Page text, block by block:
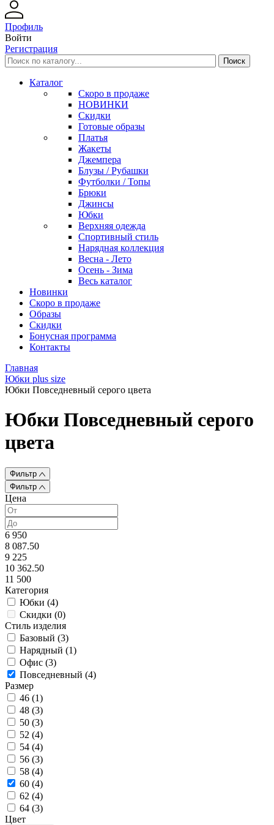
Профиль
Войти
Регистрация
Каталог
Скоро в продаже
НОВИНКИ
Скидки
Готовые образы
Платья
Жакеты
Джемпера
Блузы / Рубашки
Футболки / Топы
Брюки
Джинсы
Юбки
Верхняя одежда
Спортивный стиль
Нарядная коллекция
Весна - Лето
Осень - Зима
Весь каталог
Новинки
Скоро в продаже
Образы
Скидки
Бонусная программа
Контакты
Главная
Юбки plus size
Юбки Повседневный серого цвета
Юбки Повседневный серого
цвета
Фильтр
Фильтр
Цена
6 950
8 087.50
9 225
10 362.50
11 500
Категория
Юбки (4)
Скидки (0)
Стиль изделия
Базовый (3)
Нарядный (1)
Офис (3)
Повседневный (4)
Размер
46 (1)
48 (3)
50 (3)
52 (4)
54 (4)
56 (3)
58 (4)
60 (4)
62 (4)
64 (3)
Цвет